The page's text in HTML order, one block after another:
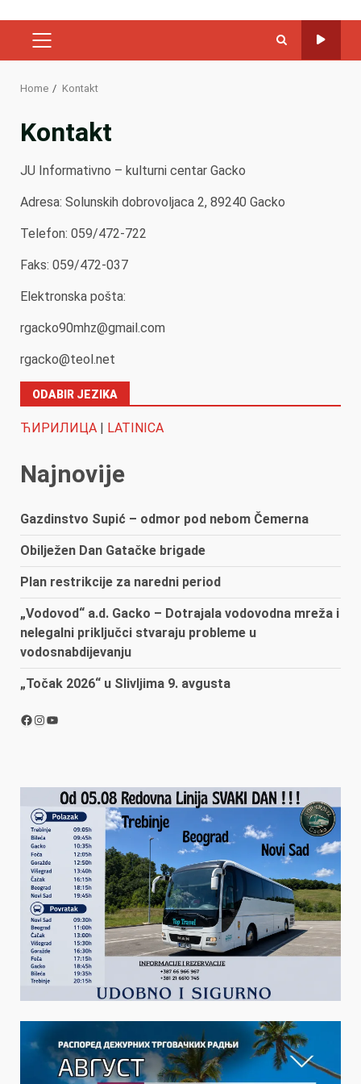
PRIMARY
Home Kontakt
Kontakt
JU Informativno – kulturni centar Gacko
Adresa: Solunskih dobrovoljaca 2, 89240 Gacko
Telefon: 059/472-722
Faks: 059/472-037
Elektronska pošta:
rgacko90mhz@gmail.com
rgacko@teol.net
ODABIR JEZIKA
ЋИРИЛИЦА | LATINICA
Najnovije
Gazdinstvo Supić – odmor pod nebom Čemerna
Obilježen Dan Gatačke brigade
Plan restrikcije za naredni period
„Vodovod“ a.d. Gacko – Dotrajala vodovodna mreža i
nelegalni priključci stvaraju probleme u
vodosnabdijevanju
„Točak 2026“ u Slivljima 9. avgusta
Facebook
Instagram
YouTube